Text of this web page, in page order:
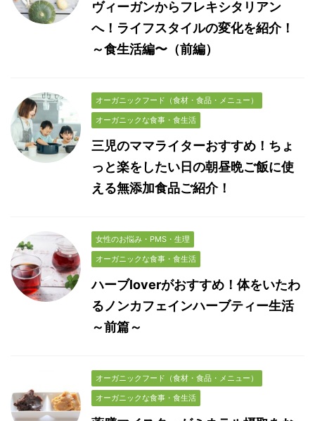
ヴィーガンからフレキシタリアン
へ！ライフスタイルの変化を紹介！
～食生活編〜（前編）
オーガニックフード（食材・食品・メニュー）
オーガニックな食事・食生活
三児のママライターおすすめ！ちょ
っと楽をしたい日の朝昼晩ご飯に使
える無添加食品ご紹介！
女性のお悩み・PMS・生理
オーガニックな食事・食生活
ハーブloverがおすすめ！体をいたわ
るノンカフェインハーブティー生活
～前篇～
オーガニックフード（食材・食品・メニュー）
オーガニックな食事・食生活